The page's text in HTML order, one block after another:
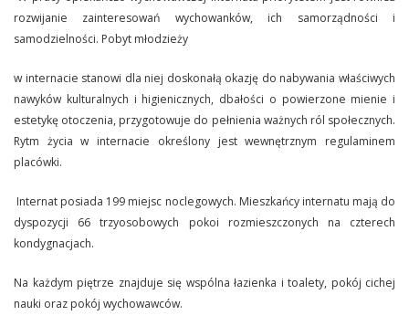
rozwijanie zainteresowań wychowanków, ich samorządności i
samodzielności. Pobyt młodzieży
w internacie stanowi dla niej doskonałą okazję do nabywania właściwych
nawyków kulturalnych i higienicznych, dbałości o powierzone mienie i
estetykę otoczenia, przygotowuje do pełnienia ważnych ról społecznych.
Rytm życia w internacie określony jest wewnętrznym regulaminem
placówki.
Internat posiada 199 miejsc noclegowych. Mieszkańcy internatu mają do
dyspozycji 66 trzyosobowych pokoi rozmieszczonych na czterech
kondygnacjach.
Na każdym piętrze znajduje się wspólna łazienka i toalety, pokój cichej
nauki oraz pokój wychowawców.